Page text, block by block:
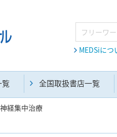
MEDSiにつ
覧 全国取扱書店一覧
経集中治療